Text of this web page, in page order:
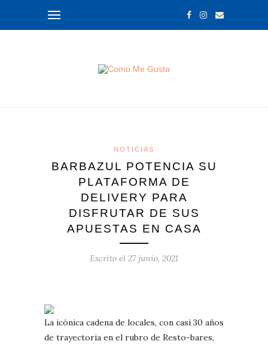
NOTICIAS
BARBAZUL POTENCIA SU
PLATAFORMA DE
DELIVERY PARA
DISFRUTAR DE SUS
APUESTAS EN CASA
Escrito el 27 junio, 2021
La icónica cadena de locales, con casi 30 años
de trayectoria en el rubro de Resto-bares,